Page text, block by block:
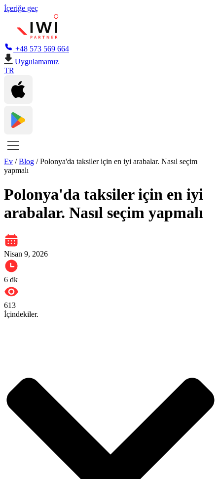
İçeriğe geç
+48 573 569 664
Uygulamamız
TR
Ev /Blog /Polonya'da taksiler için en iyi arabalar. Nasıl seçim
yapmalı
Polonya'da taksiler için en iyi
arabalar. Nasıl seçim yapmalı
Nisan 9, 2026
6 dk
613
İçindekiler.